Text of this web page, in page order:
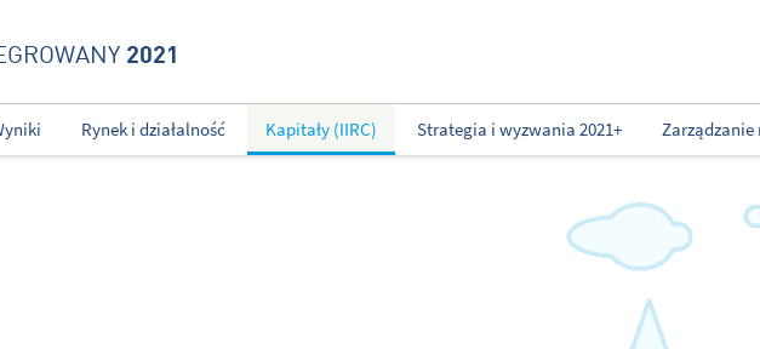
2021
Rynek i działalność Kapitały (IIRC) Strategia i wyzwania 2021+ Zarządzanie